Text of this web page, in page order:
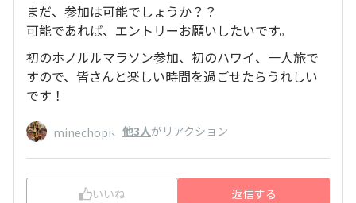
まだ、参加は可能でしょうか？？
可能であれば、エントリーお願いしたいです。
初のホノルルマラソン参加、初のハワイ、一人旅で
すので、皆さんと楽しい時間を過ごせたらうれしい
です！
minechopi、 他3人がリアクション
いいね 返信する